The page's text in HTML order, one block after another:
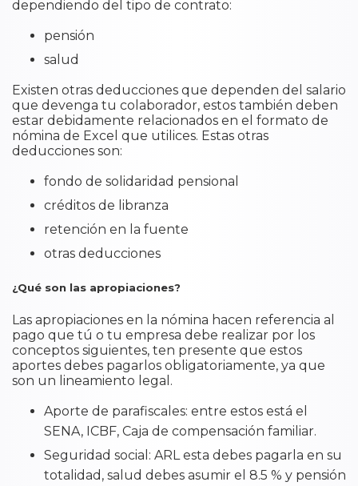
dependiendo del tipo de contrato:
pensión
salud
Existen otras deducciones que dependen del salario
que devenga tu colaborador, estos también deben
estar debidamente relacionados en el formato de
nómina de Excel que utilices. Estas otras
deducciones son:
fondo de solidaridad pensional
créditos de libranza
retención en la fuente
otras deducciones
¿Qué son las apropiaciones?
Las apropiaciones en la nómina hacen referencia al
pago que tú o tu empresa debe realizar por los
conceptos siguientes, ten presente que estos
aportes debes pagarlos obligatoriamente, ya que
son un lineamiento legal.
Aporte de parafiscales: entre estos está el
SENA, ICBF, Caja de compensación familiar.
Seguridad social: ARL esta debes pagarla en su
totalidad, salud debes asumir el 8.5 % y pensión